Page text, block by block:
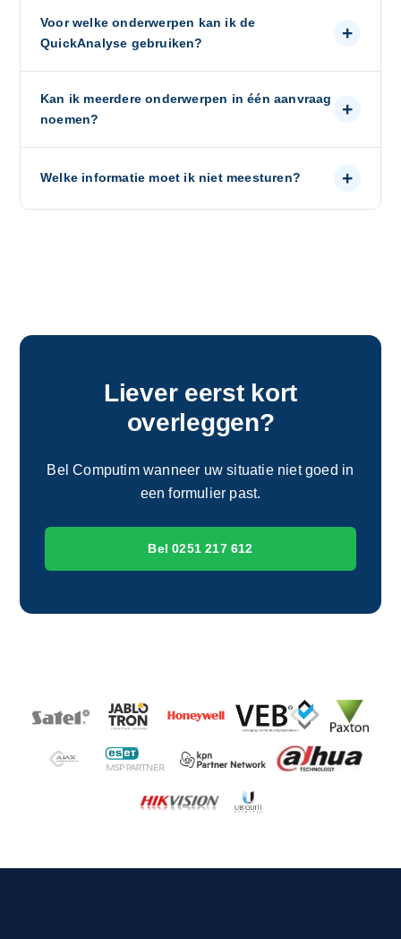
Voor welke onderwerpen kan ik de
QuickAnalyse gebruiken?
+
Kan ik meerdere onderwerpen in één aanvraag
noemen?
+
Welke informatie moet ik niet meesturen? +
Liever eerst kort
overleggen?
Bel Computim wanneer uw situatie niet goed in
een formulier past.
Bel 0251 217 612